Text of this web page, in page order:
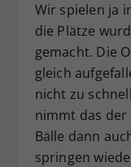
Wir spielen ja
die Plätze
gemacht. Die
gleich
nicht zu
nimmt das der
Bälle dann
springen